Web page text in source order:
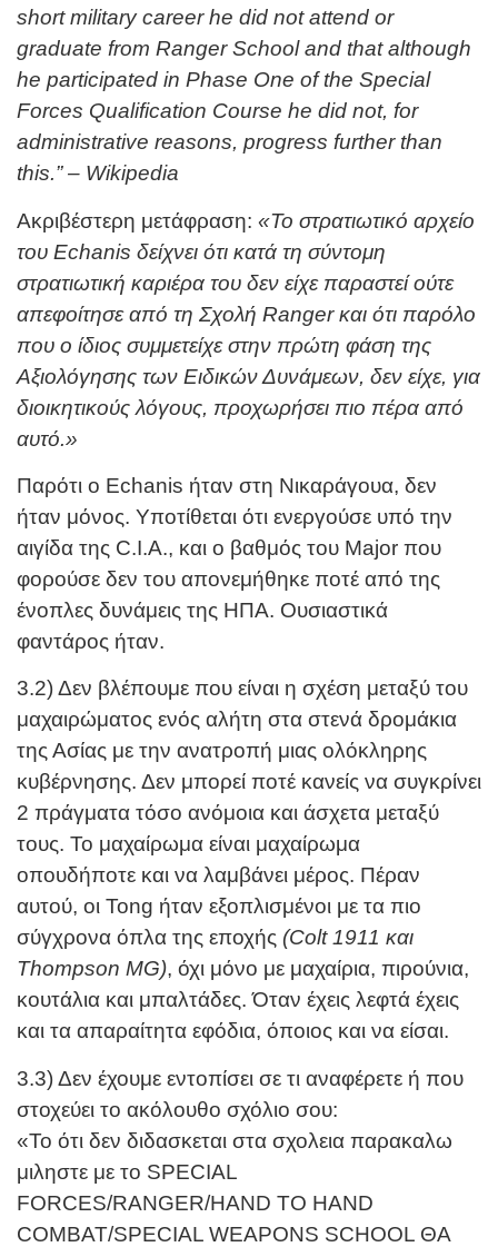
short military career he did not attend or
graduate from Ranger School and that although
he participated in Phase One of the Special
Forces Qualification Course he did not, for
administrative reasons, progress further than
this.” – Wikipedia
Ακριβέστερη μετάφραση: «To στρατιωτικό αρχείο
του Echanis δείχνει ότι κατά τη σύντομη
στρατιωτική καριέρα του δεν είχε παραστεί ούτε
απεφοίτησε από τη Σχολή Ranger και ότι παρόλο
που ο ίδιος συμμετείχε στην πρώτη φάση της
Αξιολόγησης των Ειδικών Δυνάμεων, δεν είχε, για
διοικητικούς λόγους, προχωρήσει πιο πέρα από
αυτό.»
Παρότι ο Echanis ήταν στη Νικαράγουα, δεν
ήταν μόνος. Υποτίθεται ότι ενεργούσε υπό την
αιγίδα της C.I.A., και ο βαθμός του Major που
φορούσε δεν του απονεμήθηκε ποτέ από της
ένοπλες δυνάμεις της ΗΠΑ. Ουσιαστικά
φαντάρος ήταν.
3.2) Δεν βλέπουμε που είναι η σχέση μεταξύ του
μαχαιρώματος ενός αλήτη στα στενά δρομάκια
της Ασίας με την ανατροπή μιας ολόκληρης
κυβέρνησης. Δεν μπορεί ποτέ κανείς να συγκρίνει
2 πράγματα τόσο ανόμοια και άσχετα μεταξύ
τους. Το μαχαίρωμα είναι μαχαίρωμα
οπουδήποτε και να λαμβάνει μέρος. Πέραν
αυτού, οι Tong ήταν εξοπλισμένοι με τα πιο
σύγχρονα όπλα της εποχής (Colt 1911 και
Thompson MG), όχι μόνο με μαχαίρια, πιρούνια,
κουτάλια και μπαλτάδες. Όταν έχεις λεφτά έχεις
και τα απαραίτητα εφόδια, όποιος και να είσαι.
3.3) Δεν έχουμε εντοπίσει σε τι αναφέρετε ή που
στοχεύει το ακόλουθο σχόλιο σου:
«Το ότι δεν διδασκεται στα σχολεια παρακαλω
μιληστε με το SPECIAL
FORCES/RANGER/HAND TO HAND
COMBAT/SPECIAL WEAPONS SCHOOL ΘΑ